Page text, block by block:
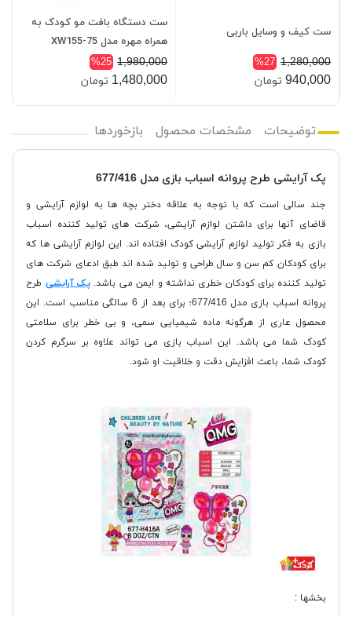
ست کیف و وسایل باربی
1,280,000
%27
940,000 تومان
ست دستگاه بافت مو کودک به
همراه مهره مدل 75-XW155
1,980,000
%25
1,480,000 تومان
توضیحات مشخصات محصول بازخوردها
پک آرايشی طرح پروانه اسباب بازی مدل 677/416
جند سالی است که با توجه به علاقه دختر بچه ها به لوازم آرایشی و
قاضای آنها برای داشتن لوازم آرایشی، شرکت های تولید کننده اسباب
بازی به فکر تولید لوازم آرایشی کودک افتاده اند. این لوازم آرایشی ها که
برای کودکان کم سن و سال طراحی و تولید شده اند طبق ادعای شرکت های
تولید کننده برای کودکان خطری نداشته و ایمن می باشد. پک آرايشی طرح
پروانه اسباب بازی مدل 677/416؛ برای بعد از 6 سالگی مناسب است. این
محصول عاری از هرگونه ماده شیمیایی سمی، و بی خطر برای سلامتی
کودک شما می باشد. این اسباب بازی می تواند علاوه بر سرگرم کردن
کودک شما، باعث افزایش دقت و خلاقیت او شود.
بخشها :